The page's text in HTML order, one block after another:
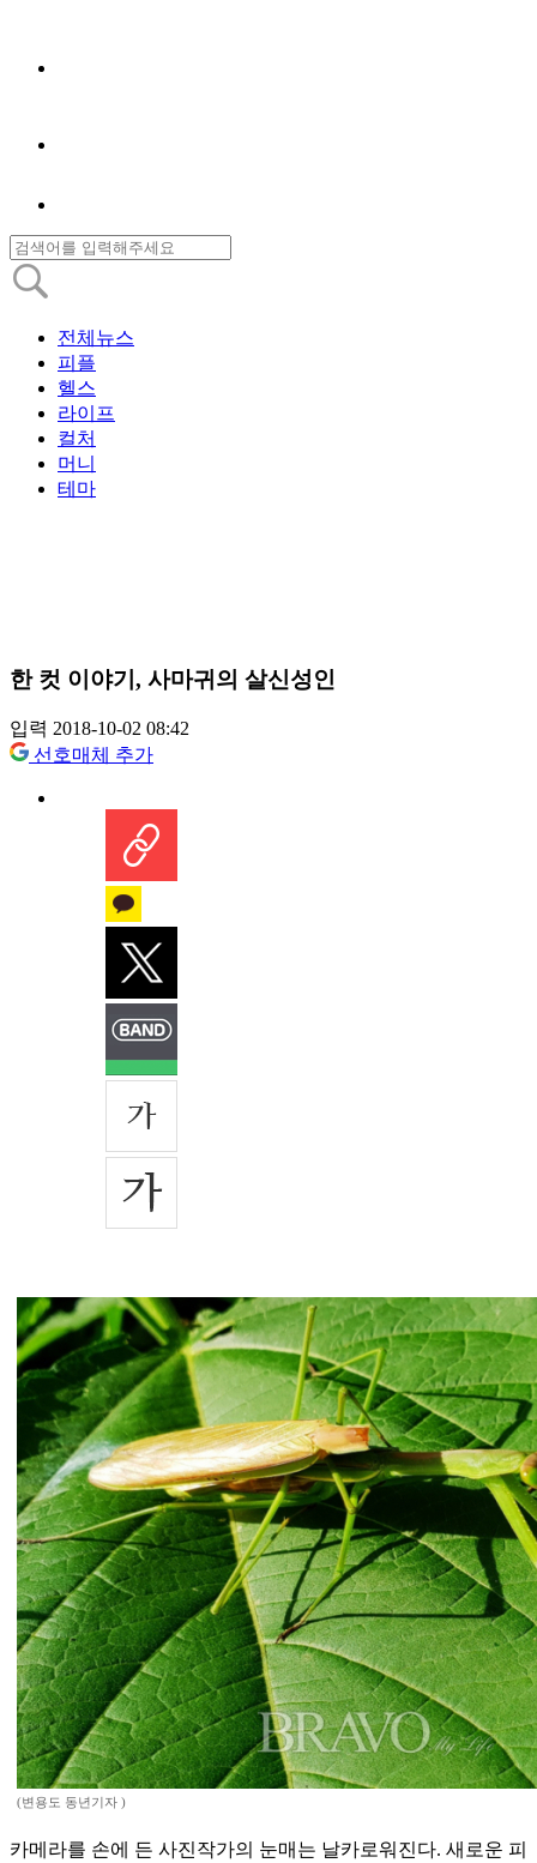
전체뉴스
피플
헬스
라이프
컬처
머니
테마
한 컷 이야기, 사마귀의 살신성인
입력 2018-10-02 08:42
선호매체 추가
(변용도 동년기자 )
카메라를 손에 든 사진작가의 눈매는 날카로워진다. 새로운 피